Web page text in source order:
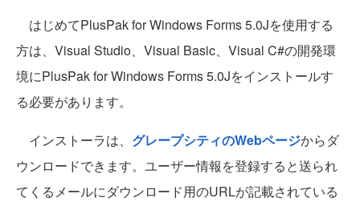
はじめてPlusPak for Windows Forms 5.0Jを使用する
方は、Visual Studio、Visual Basic、Visual C#の開発環
境にPlusPak for Windows Forms 5.0Jをインストールす
る必要があります。
インストーラは、 グレープシティのWebページからダ
ウンロードできます。ユーザー情報を登録すると送られ
てくるメールにダウンロード用のURLが記載されている